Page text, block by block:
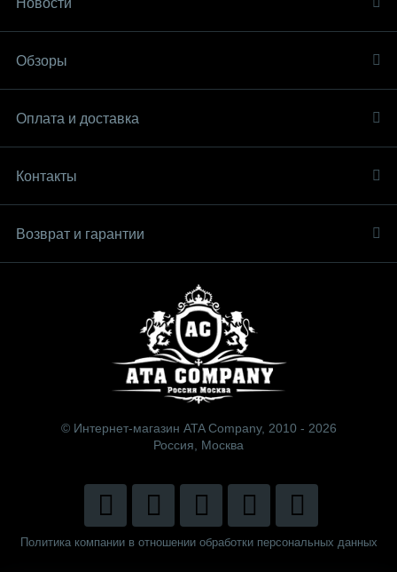
Новости
Обзоры
Оплата и доставка
Контакты
Возврат и гарантии
© Интернет-магазин ATA Company, 2010 - 2026
Россия, Москва
Политика компании в отношении обработки персональных данных